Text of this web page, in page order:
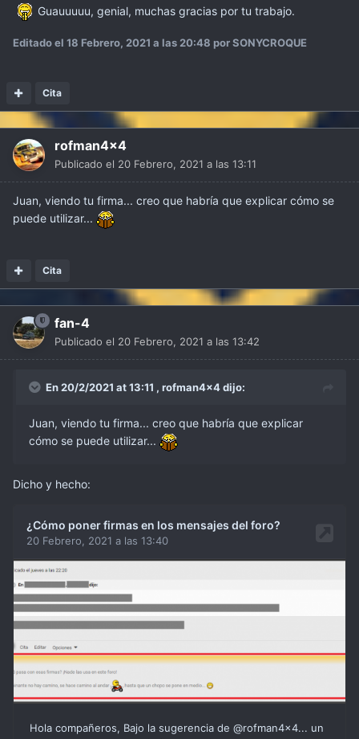
Guauuuuu, genial, muchas gracias por tu trabajo.
Editado el 18 Febrero, 2021 a las 20:48 por SONYCROQUE
Cita
rofman4x4
Publicado el 20 Febrero, 2021 a las 13:11
Juan, viendo tu firma... creo que habría que explicar cómo se
puede utilizar...
Cita
fan-4
Publicado el 20 Febrero, 2021 a las 13:42
En 20/2/2021 at 13:11 , rofman4x4dijo:
Juan, viendo tu firma... creo que habría que explicar
cómo se puede utilizar...
Dicho y hecho: